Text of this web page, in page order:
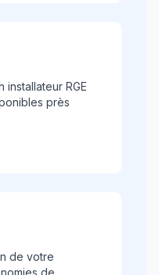
RGE
près
de votre
de